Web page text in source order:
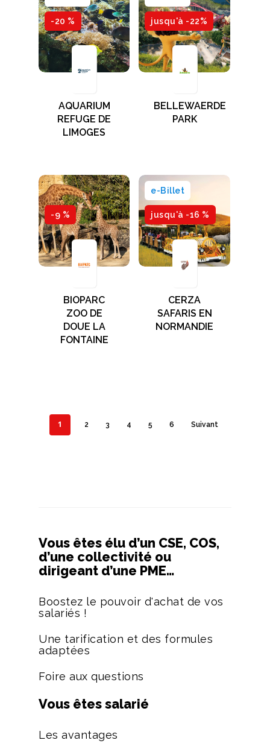
-20 %
AQUARIUM
REFUGE DE
LIMOGES
jusqu'à -22%
BELLEWAERDE
PARK
-9 %
BIOPARC
ZOO DE
DOUE LA
FONTAINE
jusqu'à -16 %
e-Billet
CERZA
SAFARIS EN
NORMANDIE
1 2 3 4 5 6 Suivant
Vous êtes élu d’un CSE, COS,
d’une collectivité ou
dirigeant d’une PME…
Boostez le pouvoir d'achat de vos
salariés !
Une tarification et des formules
adaptées
Foire aux questions
Vous êtes salarié
Les avantages